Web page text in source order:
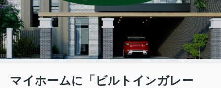
マイホームに「ビルトインガレー